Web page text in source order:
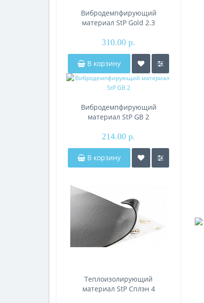
Вибродемпфирующий
материал StP Gold 2.3
310.00 р.
В корзину
Вибродемпфирующий
материал StP GB 2
214.00 р.
В корзину
Теплоизолирующий
материал StP Сплэн 4